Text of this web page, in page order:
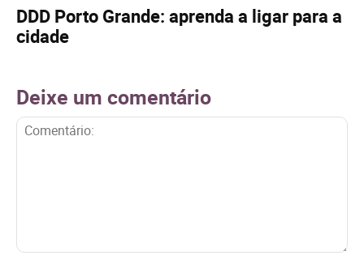
DDD Porto Grande: aprenda a ligar para a
cidade
Deixe um comentário